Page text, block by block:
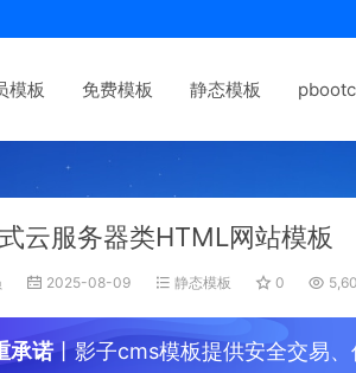
模板 免费模板 静态模板
云服务器类HTML网站模板
2025-08-09 静态模板 0
承诺丨影子cms模板提供安全交易、